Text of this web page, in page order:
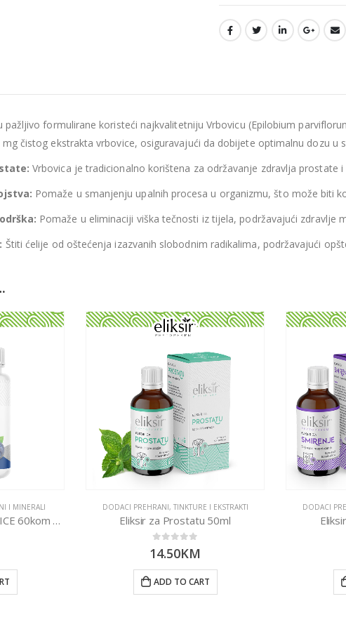
pažljivo formulirane koristeći najkvalitetniju Vrbovicu (Epilobium
mg čistog ekstrakta vrbovice, osiguravajući da dobijete optimalnu dozu u
Vrbovica je tradicionalno korištena za održavanje zdravlja prostate
Pomaže u smanjenju upalnih procesa u organizmu, što može biti
Pomaže u eliminaciji viška tečnosti iz tijela, podržavajući zdravlje
Štiti ćelije od oštećenja izazvanih slobodnim radikalima, podržavajući
I MINERALI
Kapsule Divlje BOROVNICE 60kom Eliksir
DODACI PREHRANI, TINKTURE I EKSTRAKTI
Eliksir za Prostatu 50ml
0 out of 5
14.50KM
ADD TO CART
DODACI